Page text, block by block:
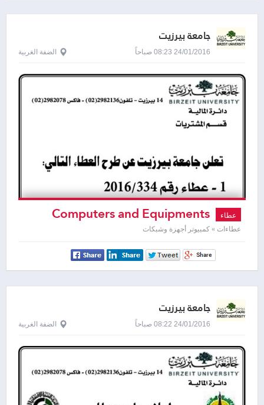
جامعة بيرزيت
24/01/2016 08:23 صباحاً الضفة الغربية
عطاء
عطاءات » كمبيوتر أجهزة وشبكات
جامعة بيرزيت
24/01/2016 08:22 صباحاً الضفة الغربية